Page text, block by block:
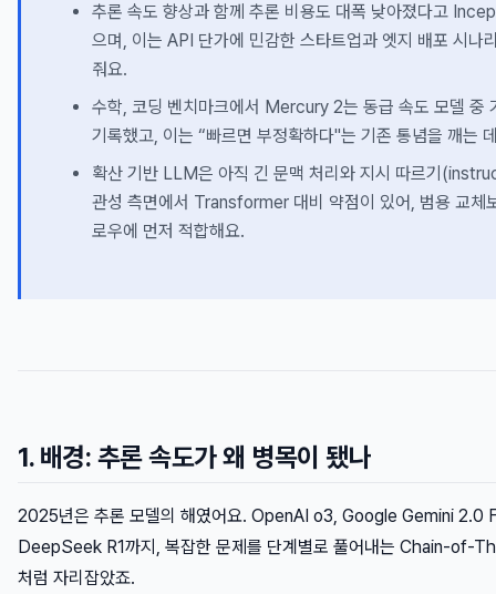
추론 속도 향상과 함께 추론 비용도 대폭 낮아졌다고
으며, 이는 API 단가에 민감한 스타트업과 엣지 배포 시나
줘요.
수학, 코딩 벤치마크에서 Mercury 2는 동급 속도 모델 중
기록했고, 이는 “빠르면 부정확하다"는 기존 통념을 깨는
확산 기반 LLM은 아직 긴 문맥 처리와 지시 따르기
관성 측면에서 Transformer 대비 약점이 있어, 범용 교체
로우에 먼저 적합해요.
1. 배경: 추론 속도가 왜 병목이 됐나
2025년은 추론 모델의 해였어요. OpenAI o3, Google Gemini 2.0
DeepSeek R1까지, 복잡한 문제를 단계별로 풀어내는 Chain-of-
처럼 자리잡았죠.